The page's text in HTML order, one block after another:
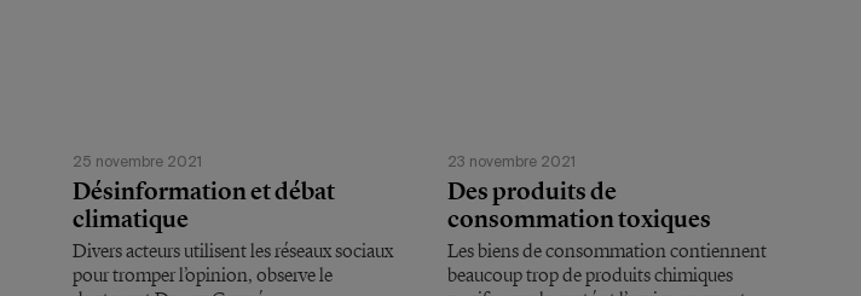
25 novembre 2021
Désinformation et débat
climatique
Divers acteurs utilisent les réseaux sociaux
pour tromper l’opinion, observe le
23 novembre 2021
Des produits de
consommation toxiques
Les biens de consommation contiennent
beaucoup trop de produits chimiques